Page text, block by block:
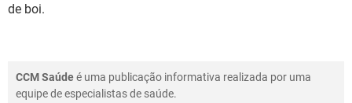
de boi.
CCM Saúdeé uma publicação informativa realizada por uma
equipe de especialistas de saúde.